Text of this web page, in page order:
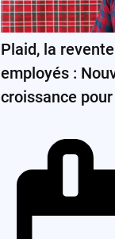
Plaid, la
employés :
croissance